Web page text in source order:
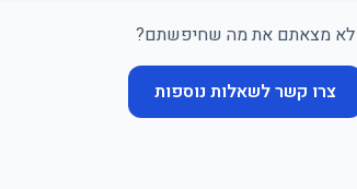
לא מצאתם את מה שחיפשתם?
צרו קשר לשאלות נוספות